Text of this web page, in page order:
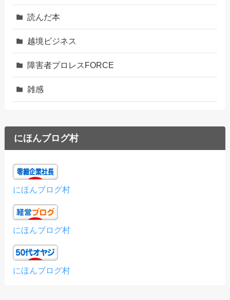
読んだ本
越境ビジネス
障害者プロレスFORCE
雑感
にほんブログ村
にほんブログ村
にほんブログ村
にほんブログ村